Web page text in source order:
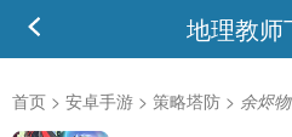
地理教师
首页 > 安卓手游 > 策略塔防 > 余烬